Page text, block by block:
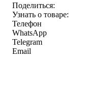
Поделиться:
Узнать о товаре:
Телефон
WhatsApp
Telegram
Email